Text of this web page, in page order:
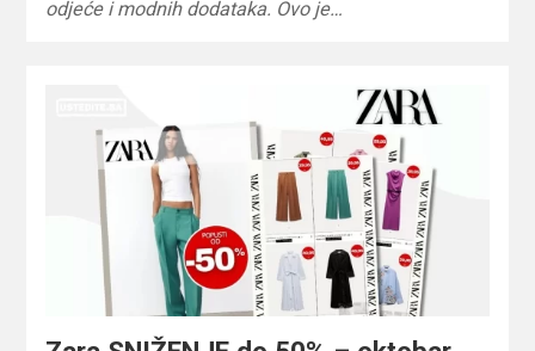
odjeće i modnih dodataka. Ovo je…